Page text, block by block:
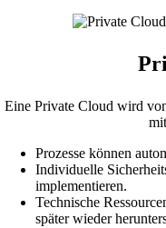
Eine Private Cloud wird
Prozesse können
Individuelle
implementieren.
Technische
später wieder